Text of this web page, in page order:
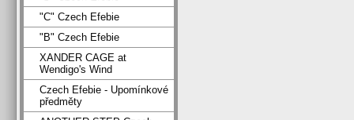
"C" Czech Efebie
"B" Czech Efebie
XANDER CAGE at
Wendigo's Wind
Czech Efebie - Upomínkové
předměty